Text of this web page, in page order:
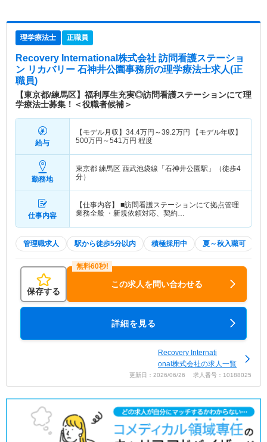
理学療法士 正職員
Recovery International株式会社 訪問看護ステーショ
ン リカバリー 石神井公園事務所の理学療法士求人(正
職員)
【東京都/練馬区】福利厚生充実◎訪問看護ステーションにて理
学療法士募集！＜役職者候補＞
給与
【モデル月収】 34.4万円～39.2万円
【モデル年収】
500万円～541万円 程度
勤務地
東京都 練馬区 西武池袋線「石神井公園駅」（徒歩4
分）
仕事内容
【仕事内容】 ■訪問看護ステーションにて拠点管理
業務全般 ・新規依頼対応、契約…
管理職求人 駅から徒歩5分以内 積極採用中 夏～秋入職可
保存する
この求人を問い合わせる
詳細を見る
Recovery Internati
onal株式会社の求人一覧
更新日：2026/06/26 求人番号：10188025